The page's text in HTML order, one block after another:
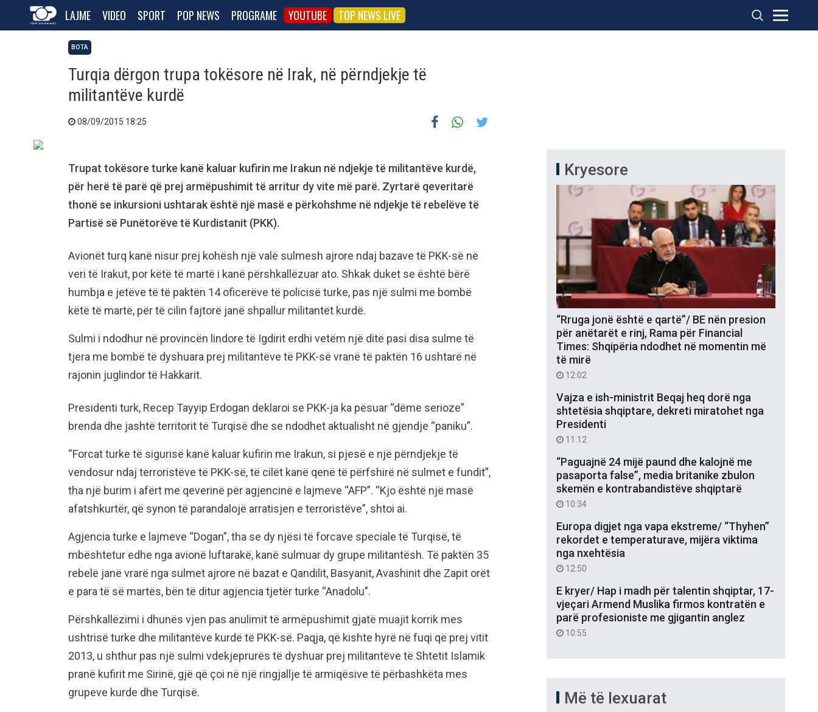
LAJME VIDEO SPORT POP NEWS PROGRAME YOUTUBE TOP NEWS LIVE
BOTA
Turqia dërgon trupa tokësore në Irak, në përndjekje të
militantëve kurdë
08/09/2015 18:25
Trupat tokësore turke kanë kaluar kufirin me Irakun në ndjekje të militantëve kurdë,
për herë të parë që prej armëpushimit të arritur dy vite më parë. Zyrtarë qeveritarë
thonë se inkursioni ushtarak është një masë e përkohshme në ndjekje të rebelëve të
Partisë së Punëtorëve të Kurdistanit (PKK).
Avionët turq kanë nisur prej kohësh një valë sulmesh ajrore ndaj bazave të PKK-së në
veri të Irakut, por këtë të martë i kanë përshkallëzuar ato. Shkak duket se është bërë
humbja e jetëve të të paktën 14 oficerëve të policisë turke, pas një sulmi me bombë
këtë të martë, për të cilin fajtorë janë shpallur militantët kurdë.
Sulmi i ndodhur në provincën lindore të Igdirit erdhi vetëm një ditë pasi disa sulme të
tjera me bombë të dyshuara prej militantëve të PKK-së vranë të paktën 16 ushtarë në
rajonin juglindor të Hakkarit.
Presidenti turk, Recep Tayyip Erdogan deklaroi se PKK-ja ka pësuar “dëme serioze”
brenda dhe jashtë territorit të Turqisë dhe se ndodhet aktualisht në gjendje “paniku”.
“Forcat turke të sigurisë kanë kaluar kufirin me Irakun, si pjesë e një përndjekje të
vendosur ndaj terroristëve të PKK-së, të cilët kanë qenë të përfshirë në sulmet e fundit”,
tha një burim i afërt me qeverinë për agjencinë e lajmeve “AFP”. “Kjo është një masë
afatshkurtër, që synon të parandalojë arratisjen e terroristëve”, shtoi ai.
Agjencia turke e lajmeve “Dogan”, tha se dy njësi të forcave speciale të Turqisë, të
mbështetur edhe nga avionë luftarakë, kanë sulmuar dy grupe militantësh. Të paktën 35
rebelë janë vrarë nga sulmet ajrore në bazat e Qandilit, Basyanit, Avashinit dhe Zapit orët
e para të së martës, bën të ditur agjencia tjetër turke “Anadolu”.
Përshkallëzimi i dhunës vjen pas anulimit të armëpushimit gjatë muajit korrik mes
ushtrisë turke dhe militantëve kurdë të PKK-së. Paqja, që kishte hyrë në fuqi që prej vitit
2013, u shthur pas një sulmi vdekjeprurës të dyshuar prej militantëve të Shtetit Islamik
pranë kufirit me Sirinë, gjë që çoi në një ringjallje të armiqësive të përbashkëta mes
grupeve kurde dhe Turqisë.
Kryesore
“Rruga jonë është e qartë”/ BE nën presion
për anëtarët e rinj, Rama për Financial
Times: Shqipëria ndodhet në momentin më
të mirë
12:02
Vajza e ish-ministrit Beqaj heq dorë nga
shtetësia shqiptare, dekreti miratohet nga
Presidenti
11:12
“Paguajnë 24 mijë paund dhe kalojnë me
pasaporta false”, media britanike zbulon
skemën e kontrabandistëve shqiptarë
10:34
Europa digjet nga vapa ekstreme/ “Thyhen”
rekordet e temperaturave, mijëra viktima
nga nxehtësia
12:50
E kryer/ Hap i madh për talentin shqiptar, 17-
vjeçari Armend Muslika firmos kontratën e
parë profesioniste me gjigantin anglez
10:55
Më të lexuarat